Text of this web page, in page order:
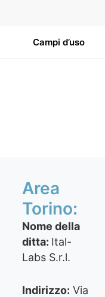
Campi d’uso
Area
Torino:
Nome della
ditta: Ital-
Labs S.r.l.
Indirizzo: Via